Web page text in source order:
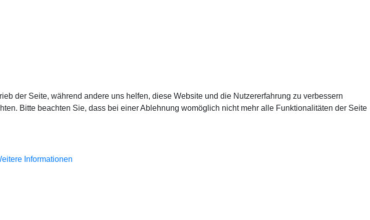
der Seite, während andere uns helfen, diese Website und die Nutzererfahrung zu verbessern
Bitte beachten Sie, dass bei einer Ablehnung womöglich nicht mehr alle Funktionalitäten der Seite
Informationen